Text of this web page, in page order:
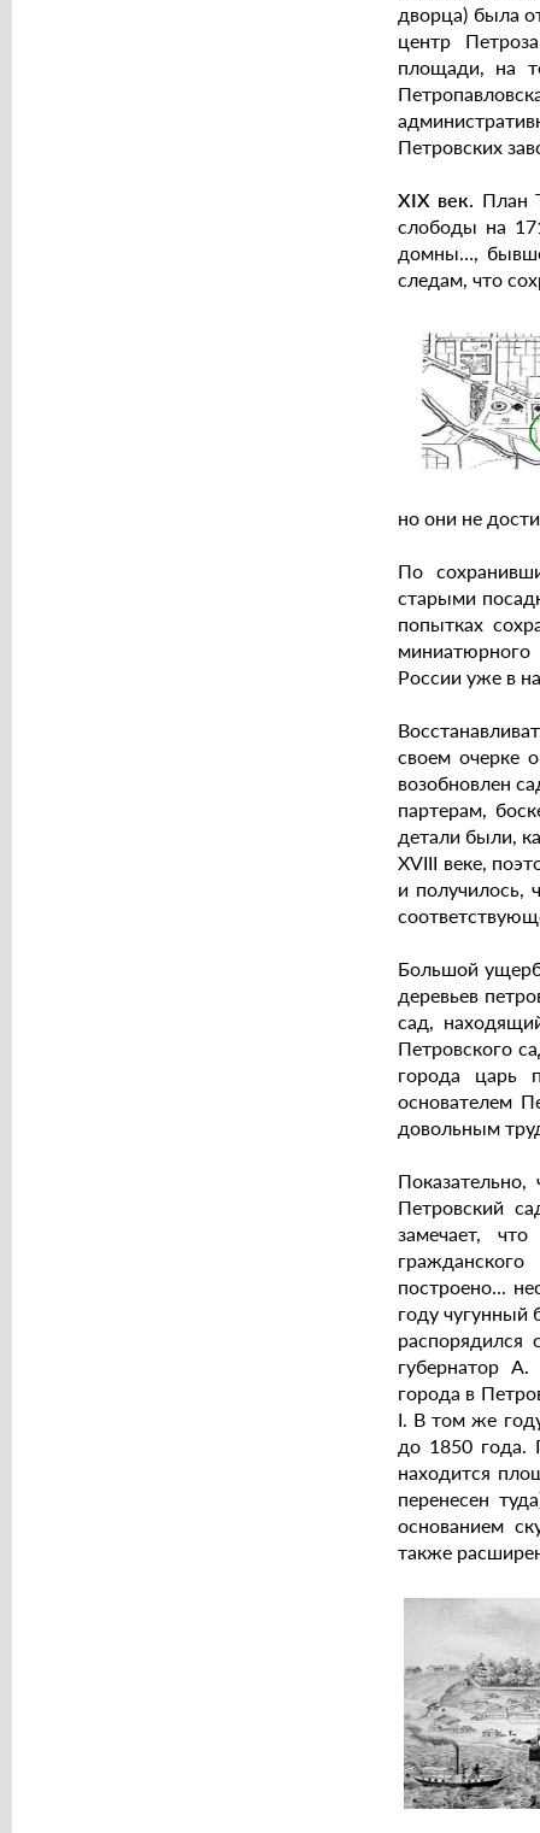
дворца) была
центр
площади, на
Петровских
XIХ век. План
слободы на
домны…,
следам, что
но они не
По
старыми
попытках
миниатюрного
России уже в
своем очерке
возобновлен
партерам,
детали были,
XVIII веке,
и получилось,
Большой
деревьев
сад,
Петровского
города царь
основателем
довольным
Петровский
замечает,
построено...
году чугунный
губернатор
города в
I. В том же
до 1850 года.
находится
перенесен
основанием
также